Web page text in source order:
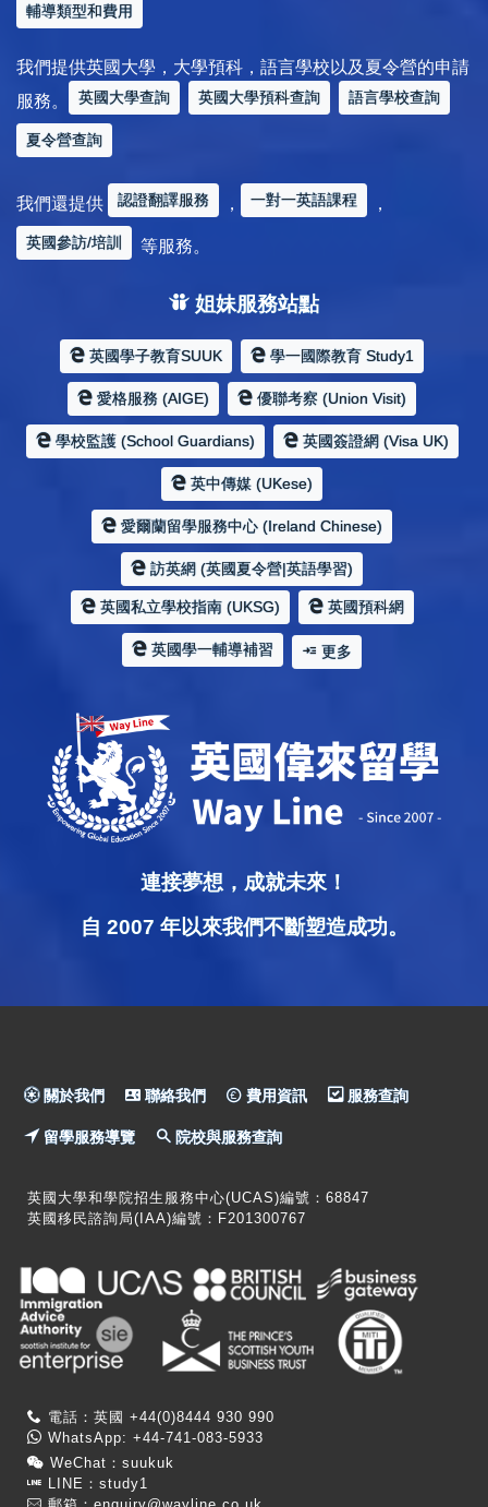
輔導類型和費用
我們提供英國大學，大學預科，語言學校以及夏令營的申請
服務。
英國大學查詢 英國大學預科查詢 語言學校查詢
夏令營查詢
我們還提供 認證翻譯服務 ， 一對一英語課程 ，
英國參訪/培訓 等服務。
姐妹服務站點
英國學子教育SUUK 學一國際教育 Study1
愛格服務 (AIGE) 優聯考察 (Union Visit)
學校監護 (School Guardians) 英國簽證網 (Visa UK)
英中傳媒 (UKese)
愛爾蘭留學服務中心 (Ireland Chinese)
訪英網 (英國夏令營|英語學習)
英國私立學校指南 (UKSG) 英國預科網
英國學一輔導補習 更多
連接夢想，成就未來！
自 2007 年以來我們不斷塑造成功。
關於我們 聯絡我們 費用資訊 服務查詢
留學服務導覽 院校與服務查詢
英國大學和學院招生服務中心(UCAS)編號：68847
英國移民諮詢局(IAA)編號：F201300767
電話：英國 +44(0)8444 930 990
WhatsApp: +44-741-083-5933
WeChat：suukuk
LINE：study1